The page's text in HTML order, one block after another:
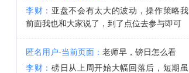
14:10:52
李财： 亚盘不会有太大的波动，操作策略我
前面我也和大家说了，到了点位去参与即可
匿名用户-当前页面： 老师早，镑日怎么看
李财： 磅日从上周开始大幅回落后，短期虽